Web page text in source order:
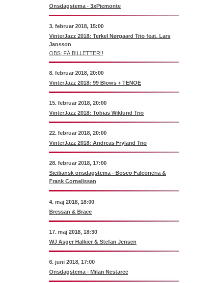
Onsdagstema - 3xPiemonte
3. februar 2018, 15:00
VinterJazz 2018: Terkel Nørgaard Trio feat. Lars
Jansson
OBS: FÅ BILLETTER!!
8. februar 2018, 20:00
VinterJazz 2018: 99 Blows + TENOE
15. februar 2018, 20:00
VinterJazz 2018: Tobias Wiklund Trio
22. februar 2018, 20:00
VinterJazz 2018: Andreas Fryland Trio
28. februar 2018, 17:00
Siciliansk onsdagstema - Bosco Falconeria &
Frank Cornelissen
4. maj 2018, 18:00
Bressan & Brace
17. maj 2018, 18:30
WJ Asger Halkier & Stefan Jensen
6. juni 2018, 17:00
Onsdagstema - Milan Nestarec